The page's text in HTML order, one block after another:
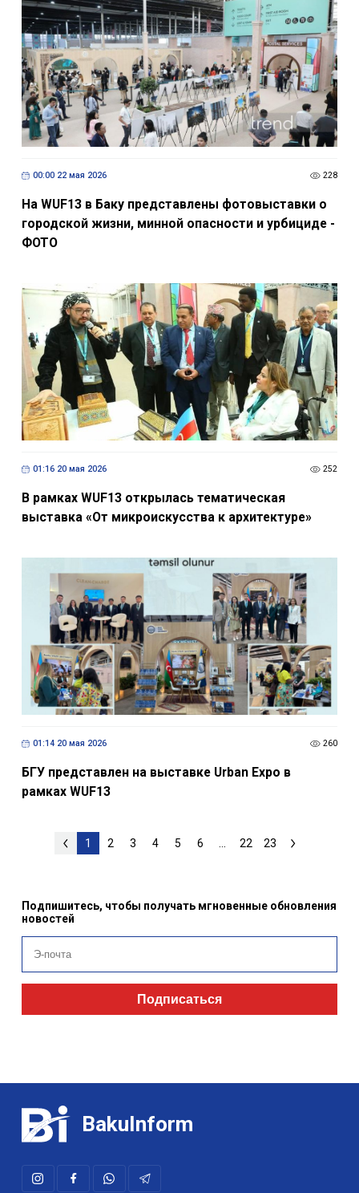
00:00 22 мая 2026 228
На WUF13 в Баку представлены фотовыставки о
городской жизни, минной опасности и урбициде -
ФОТО
01:16 20 мая 2026 252
В рамках WUF13 открылась тематическая
выставка «От микроискусства к архитектуре»
01:14 20 мая 2026 260
БГУ представлен на выставке Urban Expo в
рамках WUF13
1 2 3 4 5 6 ... 22 23
Подпишитесь, чтобы получать мгновенные обновления
новостей
Подписаться
BakuInform